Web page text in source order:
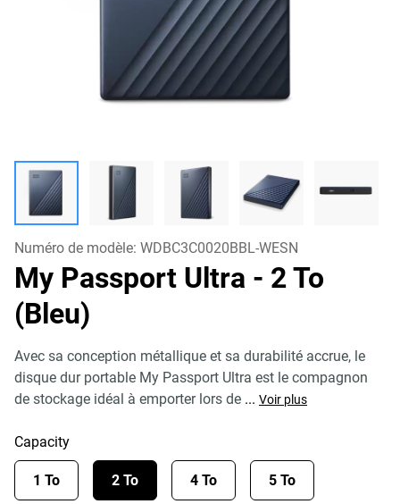
Numéro de modèle: WDBC3C0020BBL-WESN
My Passport Ultra - 2 To
(Bleu)
Avec sa conception métallique et sa durabilité accrue, le
disque dur portable My Passport Ultra est le compagnon
de stockage idéal à emporter lors de ... Voir plus
Capacity
1 To 2 To 4 To 5 To